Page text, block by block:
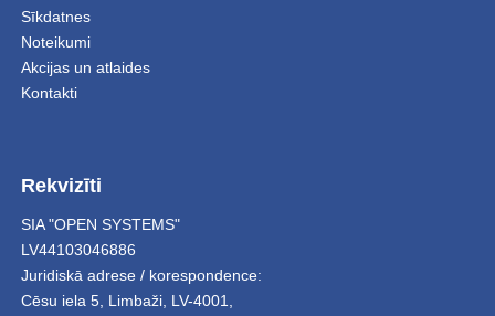
Sīkdatnes
Noteikumi
Akcijas un atlaides
Kontakti
Rekvizīti
SIA "OPEN SYSTEMS"
LV44103046886
Juridiskā adrese / korespondence:
Cēsu iela 5, Limbaži, LV-4001,